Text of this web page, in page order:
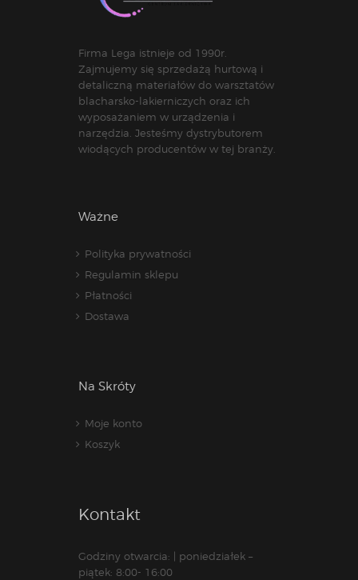
Firma Lega istnieje od 1990r.
Zajmujemy się sprzedażą hurtową i
detaliczną materiałów do warsztatów
blacharsko-lakierniczych oraz ich
wyposażaniem w urządzenia i
narzędzia. Jesteśmy dystrybutorem
wiodących producentów w tej branży.
Ważne
Polityka prywatności
Regulamin sklepu
Płatności
Dostawa
Na Skróty
Moje konto
Koszyk
Kontakt
Godziny otwarcia: | poniedziałek –
piątek: 8:00- 16:00